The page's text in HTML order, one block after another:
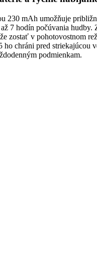
230 mAh umožňuje
7 hodín počúvania hudby.
zostať v pohotovostnom
ho chráni pred striekajúcou
podmienkam.